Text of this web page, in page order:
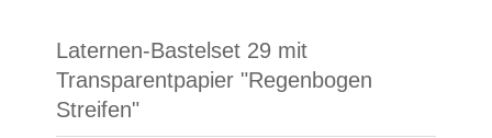
Laternen-Bastelset 29 mit
Transparentpapier "Regenbogen
Streifen"